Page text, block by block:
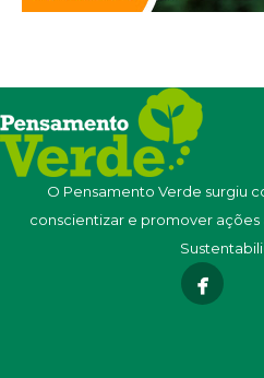
O Pensamento Verde surgiu
conscientizar e promover